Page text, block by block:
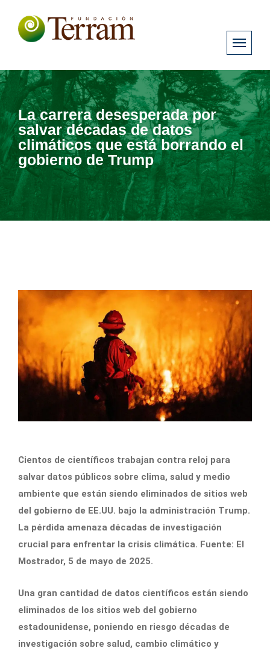
La carrera desesperada por
salvar décadas de datos
climáticos que está borrando el
gobierno de Trump
Cientos de científicos trabajan contra reloj para
salvar datos públicos sobre clima, salud y medio
ambiente que están siendo eliminados de sitios web
del gobierno de EE.UU. bajo la administración Trump.
La pérdida amenaza décadas de investigación
crucial para enfrentar la crisis climática. Fuente: El
Mostrador, 5 de mayo de 2025.
Una gran cantidad de datos científicos están siendo
eliminados de los sitios web del gobierno
estadounidense, poniendo en riesgo décadas de
investigación sobre salud, cambio climático y